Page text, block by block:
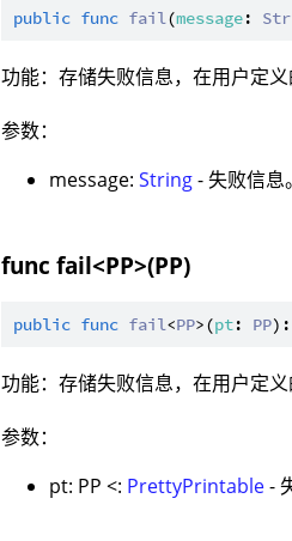
public func fail(message:
功能：存储失败信息，在用户定
参数：
message:String- 失败信息。
func fail<PP>(PP)
public func fail<PP>(pt: PP):
功能：存储失败信息，在用户定
参数：
pt: PP <: PrettyPrintable-